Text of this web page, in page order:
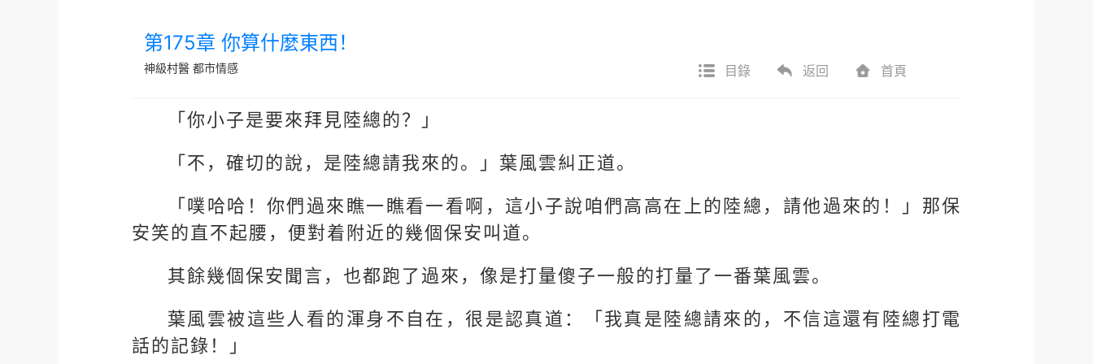
第175章 你算什麼東西！
神級村醫 都市情感 目錄 返回 首頁
「你小子是要來拜見陸總的？」
「不，確切的說，是陸總請我來的。」葉風雲糾正道。
「噗哈哈！你們過來瞧一瞧看一看啊，這小子說咱們高高在上的陸總，請他過來的！」那保
安笑的直不起腰，便對着附近的幾個保安叫道。
其餘幾個保安聞言，也都跑了過來，像是打量傻子一般的打量了一番葉風雲。
葉風雲被這些人看的渾身不自在，很是認真道：「我真是陸總請來的，不信這還有陸總打電
話的記錄！」